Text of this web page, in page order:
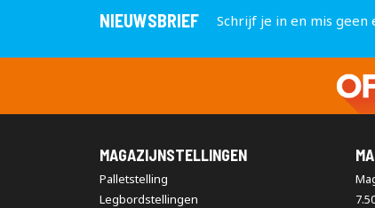
NIEUWSBRIEF Schrijf je in en mis
MAGAZIJNSTELLINGEN
Palletstelling
Legbordstellingen